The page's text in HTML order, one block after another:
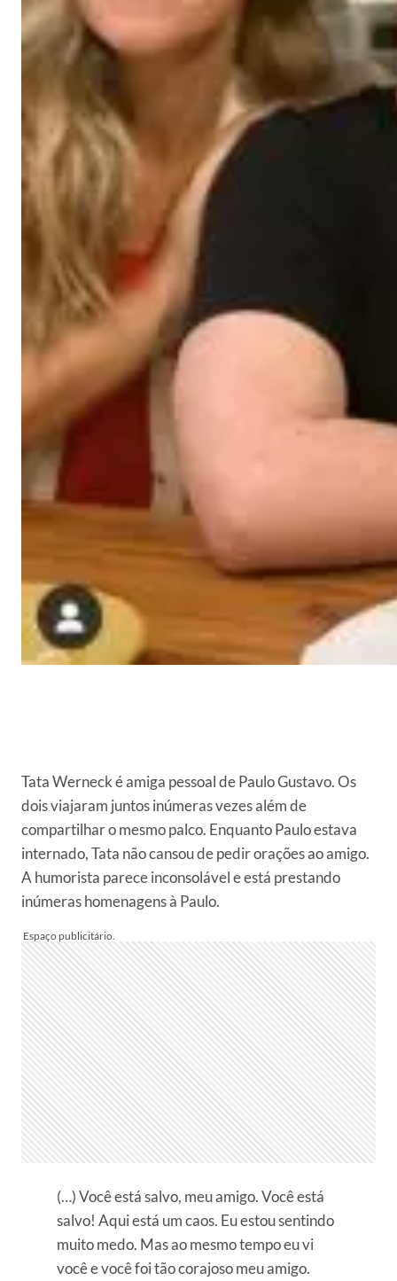
Tata Werneck é amiga pessoal de Paulo Gustavo. Os
dois viajaram juntos inúmeras vezes além de
compartilhar o mesmo palco. Enquanto Paulo estava
internado, Tata não cansou de pedir orações ao amigo.
A humorista parece inconsolável e está prestando
inúmeras homenagens à Paulo.
(…) Você está salvo, meu amigo. Você está
salvo! Aqui está um caos. Eu estou sentindo
muito medo. Mas ao mesmo tempo eu vi
você e você foi tão corajoso meu amigo.